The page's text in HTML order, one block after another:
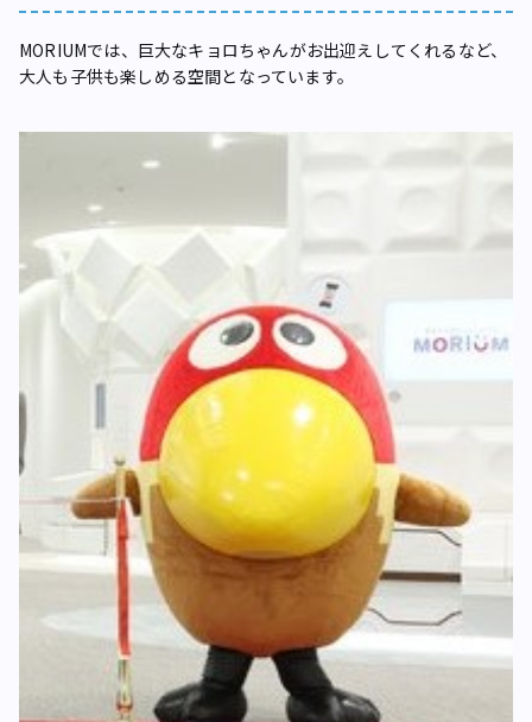
MORIUMでは、巨大なキョロちゃんがお出迎えしてくれるなど、
大人も子供も楽しめる空間となっています。